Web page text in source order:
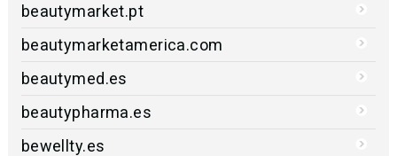
beautymarket.pt
beautymarketamerica.com
beautymed.es
beautypharma.es
bewellty.es